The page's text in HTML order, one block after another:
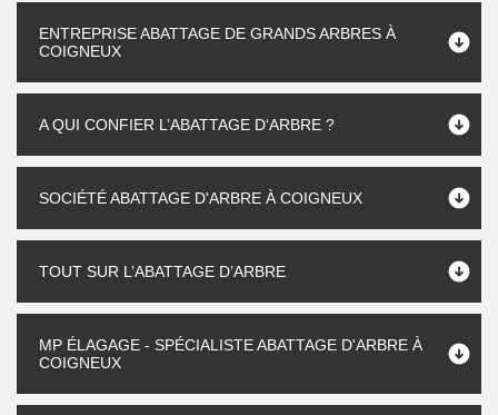
ENTREPRISE ABATTAGE DE GRANDS ARBRES À
COIGNEUX
A QUI CONFIER L’ABATTAGE D‘ARBRE ?
SOCIÉTÉ ABATTAGE D'ARBRE À COIGNEUX
TOUT SUR L’ABATTAGE D’ARBRE
MP ÉLAGAGE - SPÉCIALISTE ABATTAGE D'ARBRE À
COIGNEUX